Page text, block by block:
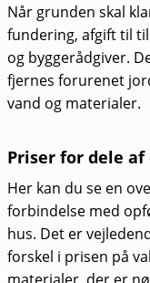
Når grunden skal
fundering, afgift til
og byggerådgiver.
fjernes forurenet
vand og materialer.
Priser for dele
Her kan du se en
forbindelse med
hus. Det er
forskel i prisen på